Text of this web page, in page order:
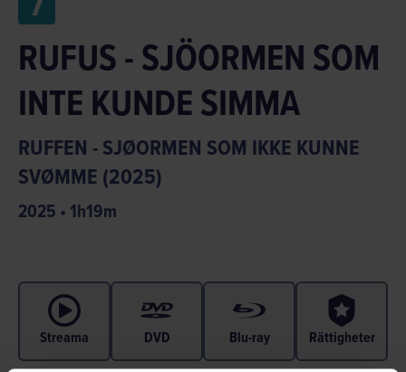
RUFUS - SJÖORMEN SOM
INTE KUNDE SIMMA
RUFFEN - SJØORMEN SOM IKKE KUNNE
SVØMME (2025)
2025 •1h19m
Streama DVD Blu-ray Rättigheter